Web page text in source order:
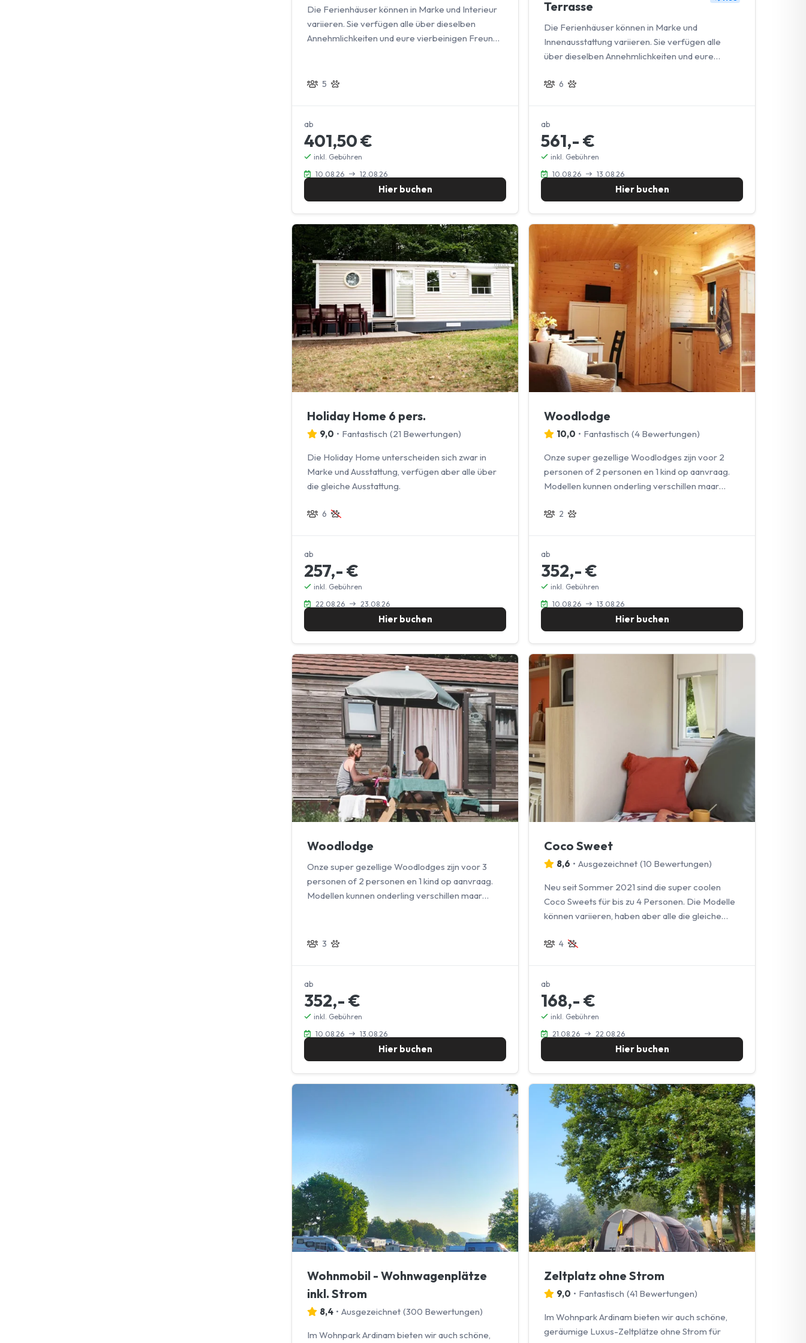
Die Ferienhäuser können in Marke und Interieur
variieren. Sie verfügen alle über dieselben
Annehmlichkeiten und eure vierbeinigen Freunde
5
ab
401,50 €
inkl. Gebühren
10.08.26
12.08.26
Hier buchen
Terrasse
Die Ferienhäuser können in Marke und
Innenausstattung variieren. Sie verfügen alle
über dieselben Annehmlichkeiten und eure
6
ab
561,- €
inkl. Gebühren
10.08.26
13.08.26
Hier buchen
Holiday Home 6 pers.
9,0 • Fantastisch (21 Bewertungen)
Die Holiday Home unterscheiden sich zwar in
Marke und Ausstattung, verfügen aber alle über
die gleiche Ausstattung.
6
ab
257,- €
inkl. Gebühren
22.08.26
23.08.26
Hier buchen
Woodlodge
10,0 • Fantastisch (4 Bewertungen)
Onze super gezellige Woodlodges zijn voor 2
personen of 2 personen en 1 kind op aanvraag.
Modellen kunnen onderling verschillen maar
jullie viervoeters zijn welkom
2
ab
352,- €
inkl. Gebühren
10.08.26
13.08.26
Hier buchen
Woodlodge
Onze super gezellige Woodlodges zijn voor 3
personen of 2 personen en 1 kind op aanvraag.
Modellen kunnen onderling verschillen maar
3
ab
352,- €
inkl. Gebühren
10.08.26
13.08.26
Hier buchen
Coco Sweet
8,6 • Ausgezeichnet (10 Bewertungen)
Neu seit Sommer 2021 sind die super coolen
Coco Sweets für bis zu 4 Personen. Die Modelle
können variieren, haben aber alle die gleiche
4
ab
168,- €
inkl. Gebühren
21.08.26
22.08.26
Hier buchen
Wohnmobil - Wohnwagenplätze
inkl. Strom
8,4 • Ausgezeichnet (300 Bewertungen)
Im Wohnpark Ardinam bieten wir auch schöne,
Zeltplatz ohne Strom
9,0 • Fantastisch (41 Bewertungen)
Im Wohnpark Ardinam bieten wir auch schöne,
geräumige Luxus-Zeltplätze ohne Strom für